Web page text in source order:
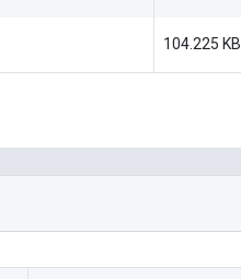
104.225 KB